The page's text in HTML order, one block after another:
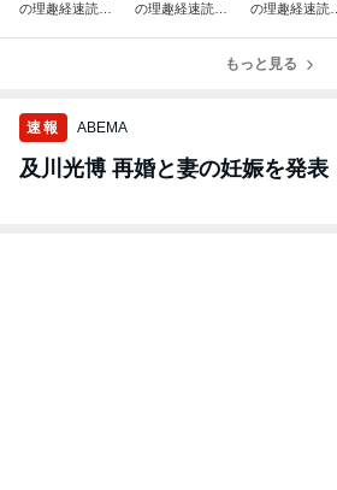
の理趣経速読回
の理趣経速読回
の理趣経速読回
もっと見る
速報 ABEMA
及川光博 再婚と妻の妊娠を発表